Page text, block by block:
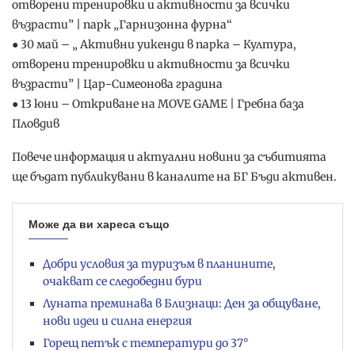
отворени тренировки и активности за всички
възрасти” | парк „Гарнизонна фурна“
● 30 май – „ Активни уикенди в парка – Култура,
отворени тренировки и активности за всички
възрасти” | Цар-Симеонова градина
● 13 юни – Откриване на MOVE GAME | Гребна база
Пловдив
Повече информация и актуални новини за събитията
ще бъдат публикувани в каналите на БГ Бъди активен.
Може да ви хареса също
Добри условия за туризъм в планините,
очакват се следобедни бури
Луната преминава в Близнаци: Ден за общуване,
нови идеи и силна енергия
Горещ петък с температури до 37°